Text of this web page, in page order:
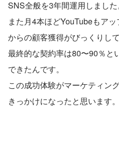
SNS全般を3年間運用しました
また月4本ほどYouTubeもア
からの顧客獲得がびっくりし
最終的な契約率は80〜90％と
できたんです。
この成功体験がマーケティン
きっかけになったと思います。